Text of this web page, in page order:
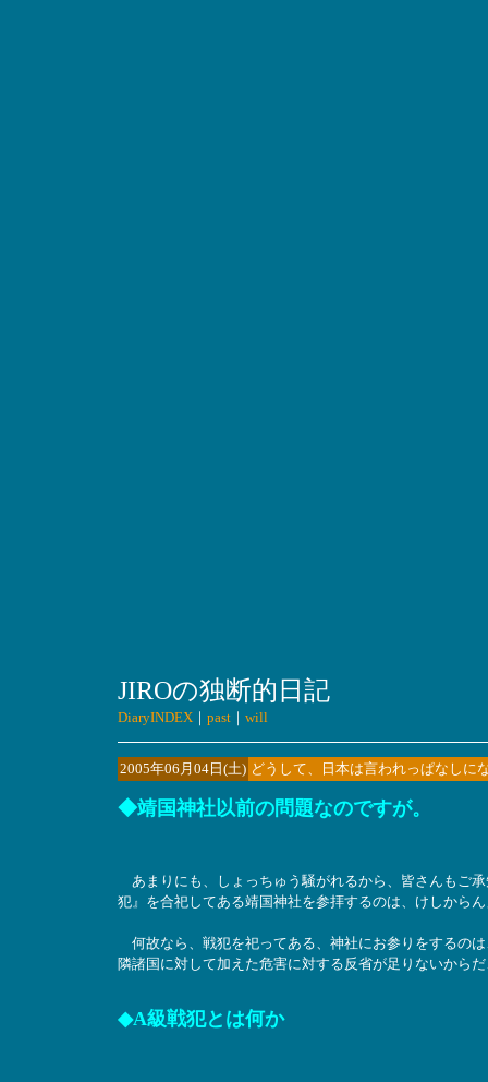
JIROの独断的日記
DiaryINDEX｜ past｜ will
2005年06月04日(土) どうして、日本は言われっぱなしに
◆靖国神社以前の問題なのですが。
あまりにも、しょっちゅう騒がれるから、皆さんもご
犯』を合祀してある靖国神社を参拝するのは、けしから
何故なら、戦犯を祀ってある、神社にお参りをするの
隣諸国に対して加えた危害に対する反省が足りないから
◆A級戦犯とは何か